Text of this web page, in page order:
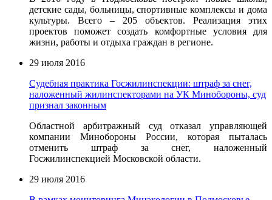
детские сады, больницы, спортивные комплексы и дома
культуры. Всего – 205 объектов. Реализация этих
проектов поможет создать комфортные условия для
жизни, работы и отдыха граждан в регионе.
29 июля 2016
Судебная практика Госжилинспекции: штраф за снег,
наложенный жилинспекторами на УК Минобороны, суд
признал законным
Областной арбитражный суд отказал управляющей
компании Минобороны России, которая пыталась
отменить штраф за снег, наложенный
Госжилинспекцией Московской области.
29 июля 2016